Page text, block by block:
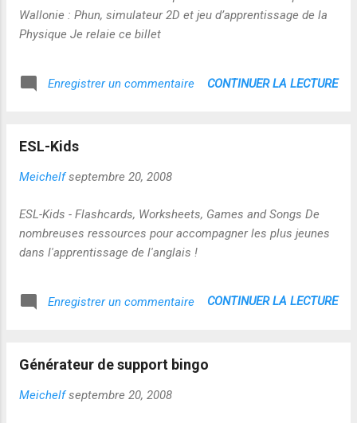
Wallonie : Phun, simulateur 2D et jeu d’apprentissage de la
Physique Je relaie ce billet
Enregistrer un commentaire CONTINUER LA LECTURE
ESL-Kids
Meichelf septembre 20, 2008
ESL-Kids - Flashcards, Worksheets, Games and Songs De
nombreuses ressources pour accompagner les plus jeunes
dans l'apprentissage de l'anglais !
Enregistrer un commentaire CONTINUER LA LECTURE
Générateur de support bingo
Meichelf septembre 20, 2008